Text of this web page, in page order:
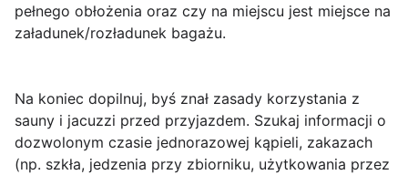
pełnego obłożenia oraz czy na miejscu jest miejsce na
załadunek/rozładunek bagażu.
Na koniec dopilnuj, byś znał zasady korzystania z
sauny i jacuzzi przed przyjazdem. Szukaj informacji o
dozwolonym czasie jednorazowej kąpieli, zakazach
(np. szkła, jedzenia przy zbiorniku, użytkowania przez